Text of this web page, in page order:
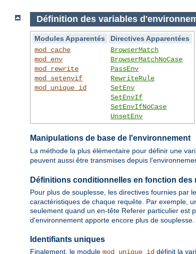
Définition des variables
Modules Apparentés
Directives Apparentées
mod_cache
mod_env
mod_rewrite
mod_setenvif
mod_unique_id
BrowserMatch
BrowserMatchNoCase
PassEnv
RewriteRule
SetEnv
SetEnvIf
SetEnvIfNoCase
UnsetEnv
Manipulations de base de l'environnement
La méthode la plus élémentaire pour définir une
peuvent aussi être transmises depuis
Définitions conditionnelles en fonction des
Pour plus de souplesse, les directives fournies par
caractéristiques de chaque requête. Par exemple,
seulement quand un en-tête Referer particulier est
d'environnement apporte encore plus de souplesse.
Identifiants uniques
Finalement, le module mod_unique_id définit la